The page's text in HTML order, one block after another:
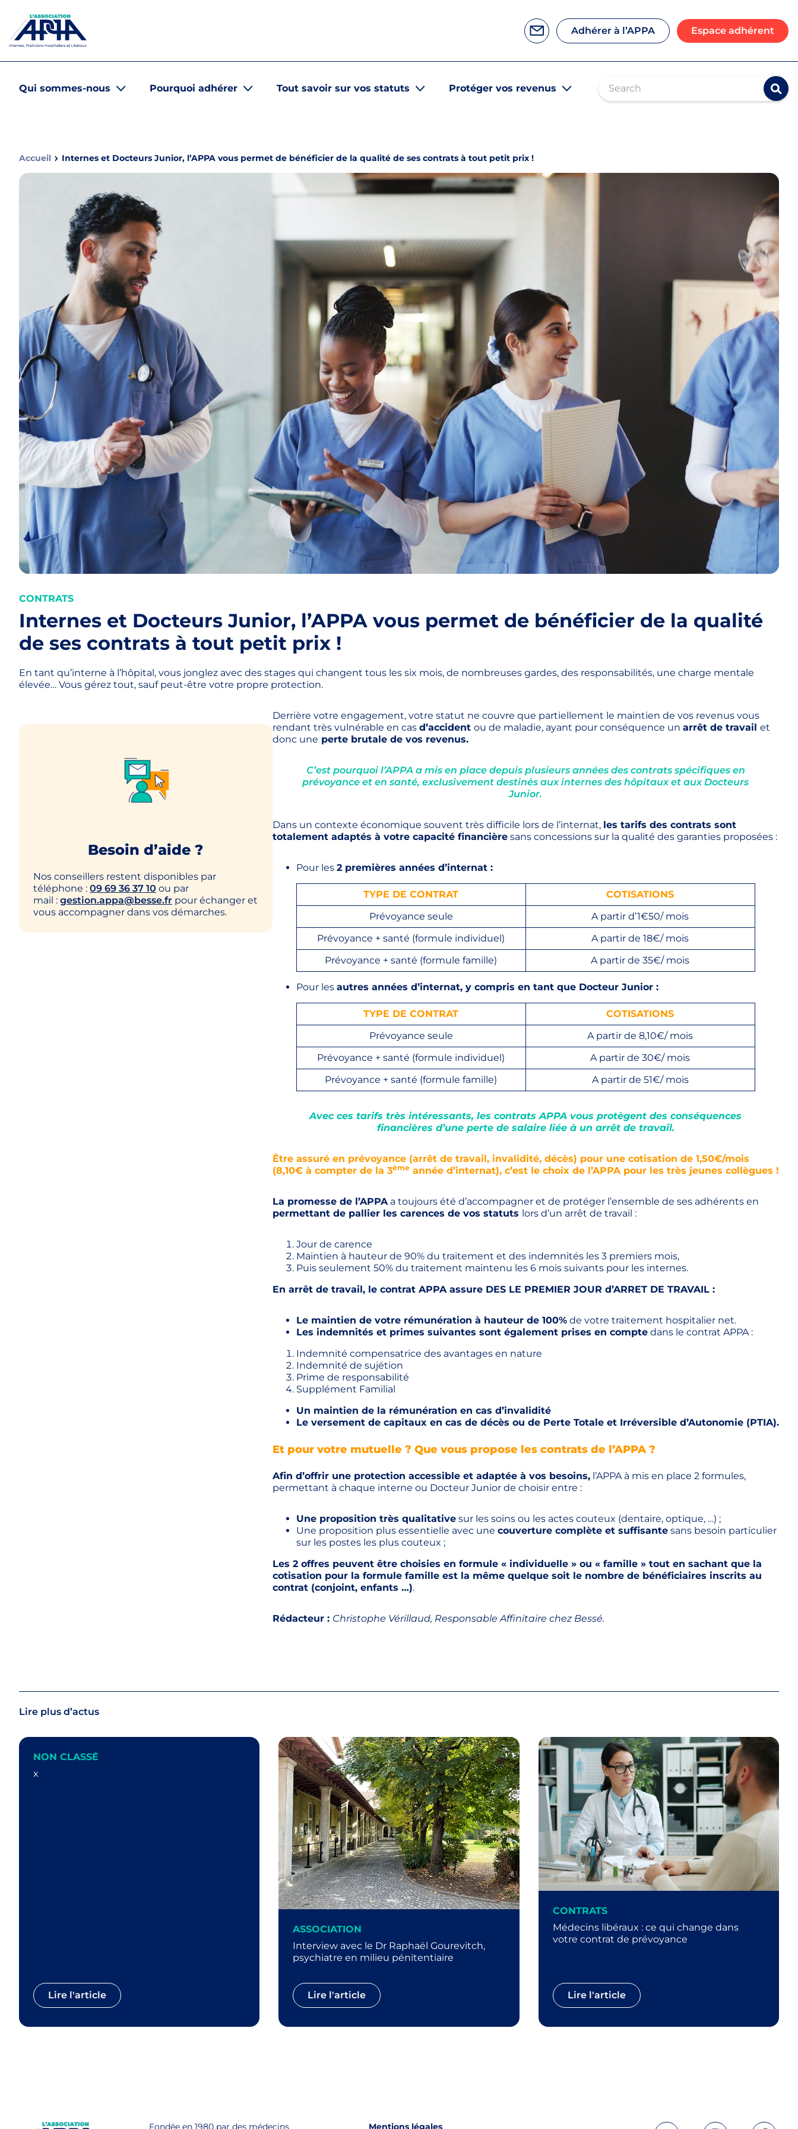
Contactez-nous
Adhérer à l’APPA Espace adhérent
Qui sommes-nous Pourquoi adhérer Tout savoir sur vos statuts Protéger vos revenus
Accueil Internes et Docteurs Junior, l’APPA vous permet de bénéficier de la qualité de ses contrats à tout petit prix !
CONTRATS
Internes et Docteurs Junior, l’APPA vous permet de bénéficier de la qualité
de ses contrats à tout petit prix !
En tant qu’interne à l’hôpital, vous jonglez avec des stages qui changent tous les six mois, de nombreuses gardes, des responsabilités, une charge mentale
élevée… Vous gérez tout, sauf peut-être votre propre protection.
Besoin d’aide ?
Nos conseillers restent disponibles par
téléphone : 09 69 36 37 10 ou par
mail : gestion.appa@besse.fr pour échanger et
vous accompagner dans vos démarches.
Derrière votre engagement, votre statut ne couvre que partiellement le maintien de vos revenus vous
rendant très vulnérable en cas d’accident ou de maladie, ayant pour conséquence un arrêt de travail et
donc une perte brutale de vos revenus.
C’est pourquoi l’APPA a mis en place depuis plusieurs années des contrats spécifiques en
prévoyance et en santé, exclusivement destinés aux internes des hôpitaux et aux Docteurs
Junior.
Dans un contexte économique souvent très difficile lors de l’internat, les tarifs des contrats sont
totalement adaptés à votre capacité financièresans concessions sur la qualité des garanties proposées :
Pour les 2 premières années d’internat :
TYPE DE CONTRAT COTISATIONS
Prévoyance seule
A partir d’1€50/ mois
Prévoyance + santé (formule individuel)
A partir de 18€/ mois
Prévoyance + santé (formule famille)
A partir de 35€/ mois
Pour les autres années d’internat, y compris en tant que Docteur Junior :
TYPE DE CONTRAT COTISATIONS
Prévoyance seule
A partir de 8,10€/ mois
Prévoyance + santé (formule individuel)
A partir de 30€/ mois
Prévoyance + santé (formule famille)
A partir de 51€/ mois
Avec ces tarifs très intéressants, les contrats APPA vous protègent des conséquences
financières d’une perte de salaire liée à un arrêt de travail.
Être assuré en prévoyance (arrêt de travail, invalidité, décès) pour une cotisation de 1,50€/mois
(8,10€ à compter de la 3èmeannée d’internat), c’est le choix de l’APPA pour les très jeunes collègues !
La promesse de l’APPAa toujours été d’accompagner et de protéger l’ensemble de ses adhérents en
permettant de pallier les carences de vos statuts lors d’un arrêt de travail :
Jour de carence
Maintien à hauteur de 90% du traitement et des indemnités les 3 premiers mois,
Puis seulement 50% du traitement maintenu les 6 mois suivants pour les internes.
En arrêt de travail, le contrat APPA assure DES LE PREMIER JOUR d’ARRET DE TRAVAIL :
Le maintien de votre rémunération à hauteur de 100%de votre traitement hospitalier net.
Les indemnités et primes suivantes sont également prises en comptedans le contrat APPA :
Indemnité compensatrice des avantages en nature
Indemnité de sujétion
Prime de responsabilité
Supplément Familial
Un maintien de la rémunération en cas d’invalidité
Le versement de capitaux en cas de décès ou de Perte Totale et Irréversible d’Autonomie (PTIA).
Et pour votre mutuelle ? Que vous propose les contrats de l’APPA ?
Afin d’offrir une protection accessible et adaptée à vos besoins,l’APPA à mis en place 2 formules,
permettant à chaque interne ou Docteur Junior de choisir entre :
Une proposition très qualitativesur les soins ou les actes couteux (dentaire, optique, …) ;
Une proposition plus essentielle avec une couverture complète et suffisantesans besoin particulier
sur les postes les plus couteux ;
Les 2 offres peuvent être choisies en formule « individuelle » ou « famille » tout en sachant que la
cotisation pour la formule famille est la même quelque soit le nombre de bénéficiaires inscrits au
contrat (conjoint, enfants …).
Rédacteur : Christophe Vérillaud, Responsable Affinitaire chez Bessé.
Lire plus d’actus
NON CLASSÉ
x
Lire l'article
ASSOCIATION
Interview avec le Dr Raphaël Gourevitch,
psychiatre en milieu pénitentiaire
Lire l'article
CONTRATS
Médecins libéraux : ce qui change dans
votre contrat de prévoyance
Lire l'article
Fondée en 1980 par des médecins Mentions légales